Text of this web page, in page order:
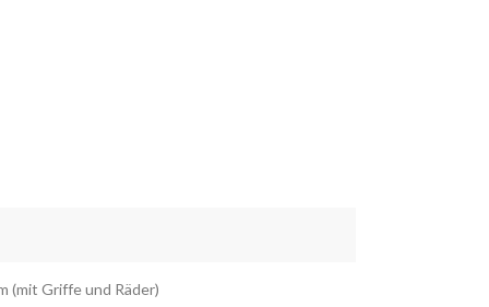
(mit Griffe und Räder)